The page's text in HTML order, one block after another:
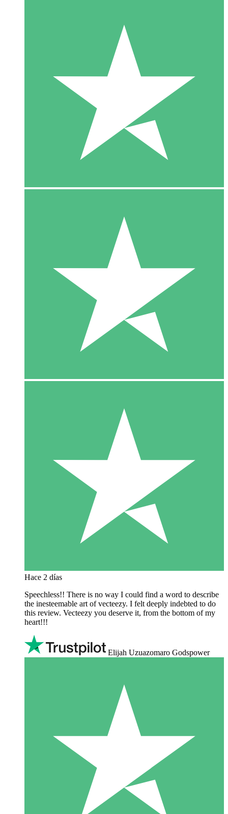
Hace 2 días
Speechless!! There is no way I could find a word to describe
the inesteemable art of vecteezy. I felt deeply indebted to do
this review. Vecteezy you deserve it, from the bottom of my
heart!!!
Elijah Uzuazomaro Godspower